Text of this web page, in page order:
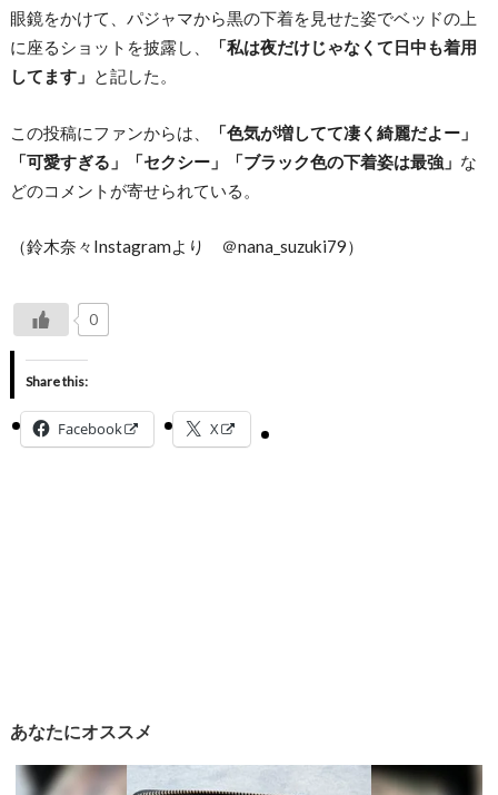
眼鏡をかけて、パジャマから黒の下着を見せた姿でベッドの上
に座るショットを披露し、
「私は夜だけじゃなくて日中も着用
してます」 と記した。
この投稿にファンからは、
「色気が増してて凄く綺麗だよー」
「可愛すぎる」「セクシー」「ブラック色の下着姿は最強」 な
どのコメントが寄せられている。
（鈴木奈々Instagramより ＠nana_suzuki79）
0
Share this:
Facebook X
あなたにオススメ